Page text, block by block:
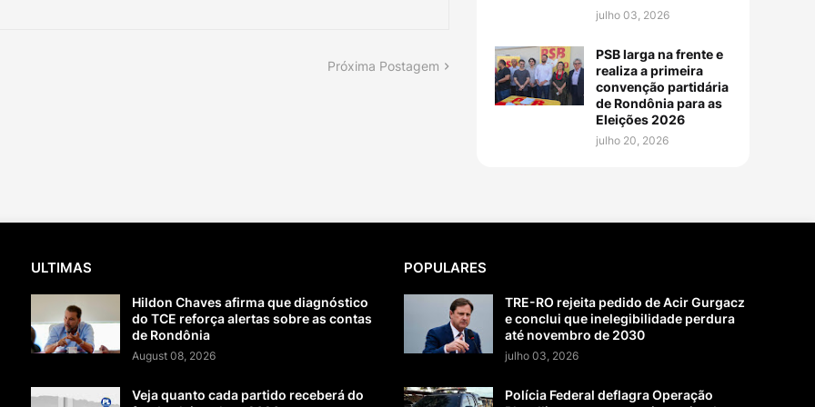
Próxima Postagem
julho 03, 2026
PSB larga na frente e
realiza a primeira
convenção partidária
de Rondônia para as
Eleições 2026
julho 20, 2026
ULTIMAS
Hildon Chaves afirma que diagnóstico
do TCE reforça alertas sobre as contas
de Rondônia
August 08, 2026
Veja quanto cada partido receberá do
POPULARES
TRE-RO rejeita pedido de Acir Gurgacz
e conclui que inelegibilidade perdura
até novembro de 2030
julho 03, 2026
Polícia Federal deflagra Operação